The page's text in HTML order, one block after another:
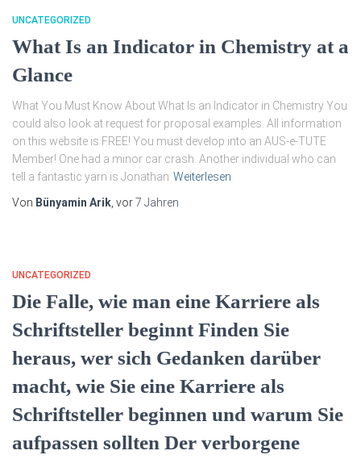
UNCATEGORIZED
What Is an Indicator in Chemistry at a
Glance
What You Must Know About What Is an Indicator in Chemistry You
could also look at request for proposal examples. All information
on this website is FREE! You must develop into an AUS-e-TUTE
Member! One had a minor car crash. Another individual who can
tell a fantastic yarn is Jonathan Weiterlesen
Von Bünyamin Arik , vor7 Jahren
UNCATEGORIZED
Die Falle, wie man eine Karriere als
Schriftsteller beginnt Finden Sie
heraus, wer sich Gedanken darüber
macht, wie Sie eine Karriere als
Schriftsteller beginnen und warum Sie
aufpassen sollten Der verborgene